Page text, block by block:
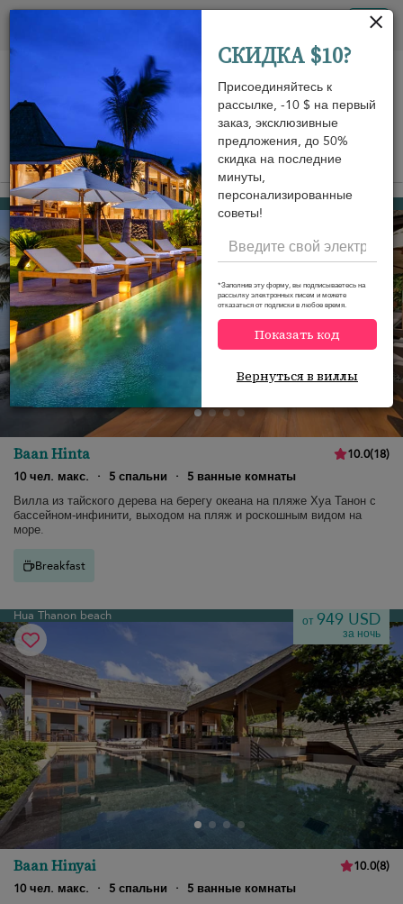
View on map
Hua Thanon beach
Baan Hinta 10.0(18)
10 чел. макс.
· 5 спальни ·
5 ванные комнаты
Вилла из тайского дерева на берегу океана на пляже Хуа Танон с
бассейном-инфинити, выходом на пляж и роскошным видом на
море.
Breakfast
Hua Thanon beach от 949 USD
за ночь
Baan Hinyai 10.0(8)
10 чел. макс.
· 5 спальни ·
5 ванные комнаты
СКИДКА $10?
Присоединяйтесь к
рассылке, -10 $ на первый
заказ, эксклюзивные
предложения, до 50%
скидка на последние
минуты,
персонализированные
советы!
*Заполнив эту форму, вы подписываетесь на
рассылку электронных писем и можете
отказаться от подписки в любое время.
Показать код
Вернуться в виллы
Панель управления cookies